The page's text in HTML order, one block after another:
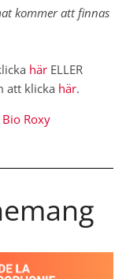
kommer att finnas
här ELLER
att klicka här.
Roxy